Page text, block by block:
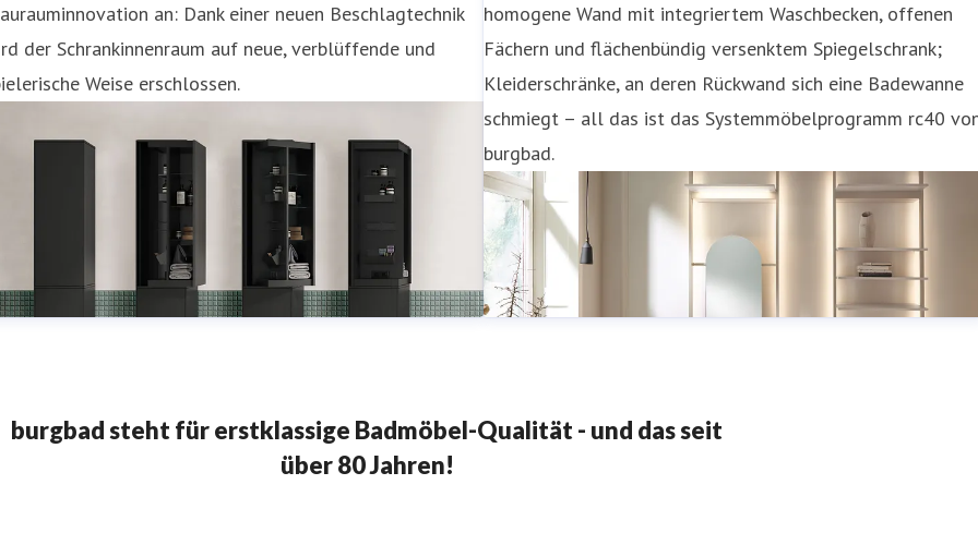
an: Dank einer neuen Beschlagtechnik
der Schrankinnenraum auf neue, verblüffende und
Weise erschlossen.
homogene Wand mit integriertem Waschbecken, offenen
Fächern und flächenbündig versenktem Spiegelschrank;
Kleiderschränke, an deren Rückwand sich eine Badewanne
schmiegt – all das ist das Systemmöbelprogramm rc40
burgbad.
burgbad steht für erstklassige Badmöbel-Qualität - und das seit
über 80 Jahren!